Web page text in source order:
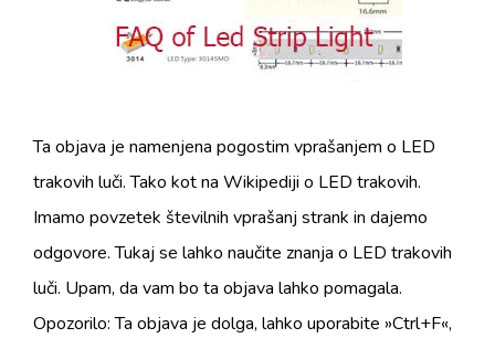
Ta objava je namenjena pogostim vprašanjem o LED
trakovih luči. Tako kot na Wikipediji o LED trakovih.
Imamo povzetek številnih vprašanj strank in dajemo
odgovore. Tukaj se lahko naučite znanja o LED trakovih
luči. Upam, da vam bo ta objava lahko pomagala.
Opozorilo: Ta objava je dolga, lahko uporabite »Ctrl+F«,